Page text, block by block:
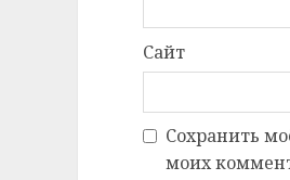
Сайт
Сохранить
моих